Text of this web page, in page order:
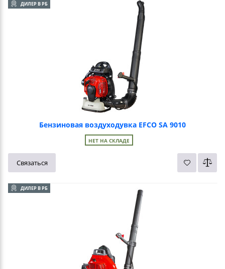
ДИЛЕР В РБ
Бензиновая воздуходувка EFCO SA 9010
НЕТ НА СКЛАДЕ
Связаться
ДИЛЕР В РБ